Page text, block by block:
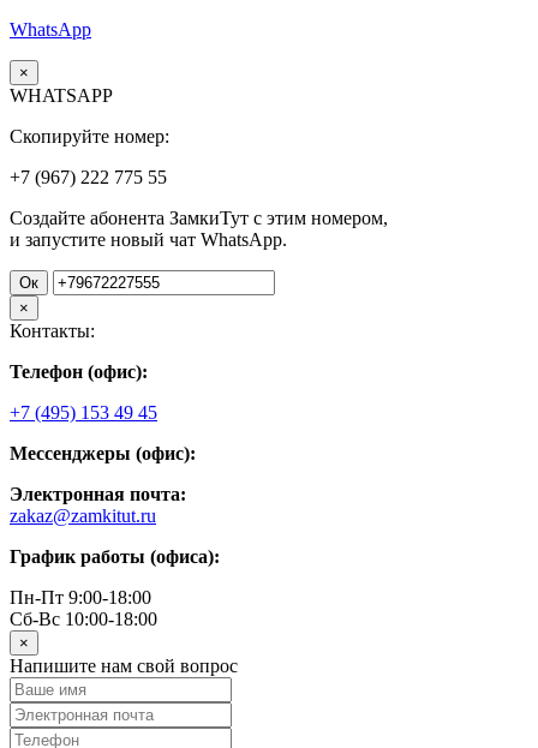
WhatsApp
×
WHATSAPP
Скопируйте номер:
+7 (967) 222 775 55
Создайте абонента ЗамкиТут с этим номером,
и запустите новый чат WhatsApp.
Ок
×
Контакты:
Телефон (офис):
+7 (495) 153 49 45
Мессенджеры (офис):
Электронная почта:
zakaz@zamkitut.ru
График работы (офиса):
Пн-Пт 9:00-18:00
Сб-Вс 10:00-18:00
×
Напишите нам свой вопрос